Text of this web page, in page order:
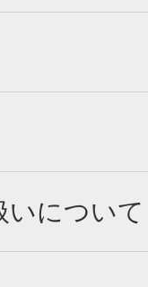
いについて